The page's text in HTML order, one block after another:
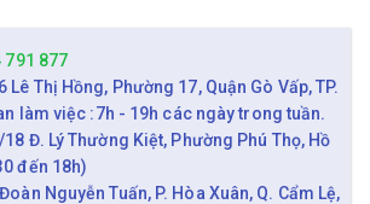
791 877
Lê Thị Hồng, Phường 17, Quận Gò Vấp, TP.
làm việc :7h - 19h các ngày trong tuần.
Đ. Lý Thường Kiệt, Phường Phú Thọ, Hồ
đến 18h)
Nguyễn Tuấn, P. Hòa Xuân, Q. Cẩm Lệ,